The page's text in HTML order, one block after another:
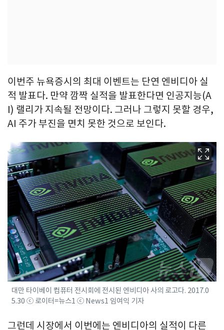
이번주 뉴욕증시의 최대 이벤트는 단연 엔비디아 실
적 발표다. 만약 깜짝 실적을 발표한다면 인공지능(A
I) 랠리가 지속될 전망이다. 그러나 그렇지 못할 경우,
AI 주가 부진을 면치 못한 것으로 보인다.
대만 타이베이 컴퓨터 전시회에 전시된 엔비디아 사의 로고다. 2017.0
5.30 ⓒ 로이터=뉴스1 ⓒ News1 임여익 기자
그런데 시장에서 이번에는 엔비디아의 실적이 다른